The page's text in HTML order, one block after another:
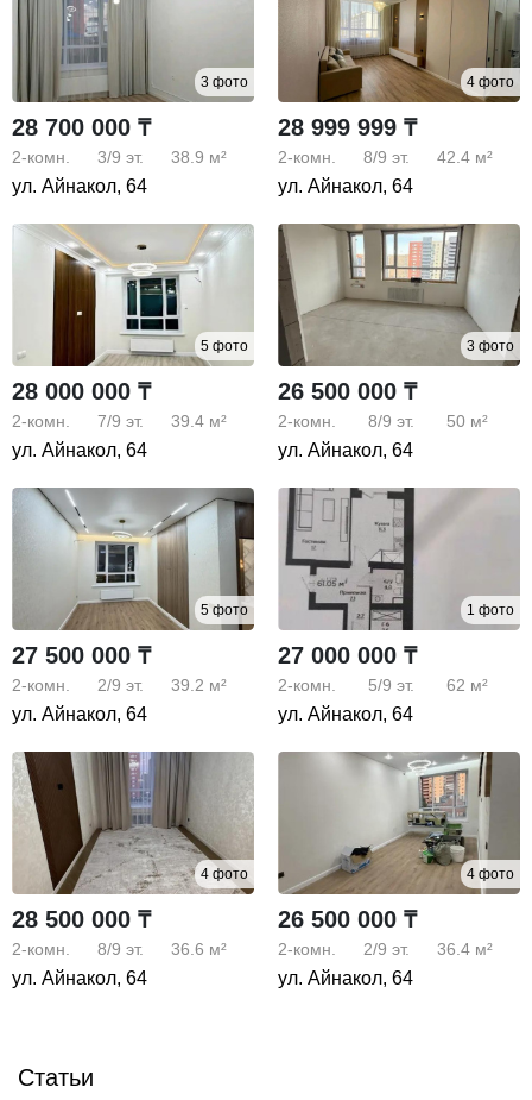
3 фото
28 700 000 ₸
2-комн. 3/9 эт. 38.9 м²
ул. Айнакол, 64
4 фото
28 999 999 ₸
2-комн. 8/9 эт. 42.4 м²
ул. Айнакол, 64
5 фото
28 000 000 ₸
2-комн. 7/9 эт. 39.4 м²
ул. Айнакол, 64
3 фото
26 500 000 ₸
2-комн. 8/9 эт. 50 м²
ул. Айнакол, 64
5 фото
27 500 000 ₸
2-комн. 2/9 эт. 39.2 м²
ул. Айнакол, 64
1 фото
27 000 000 ₸
2-комн. 5/9 эт. 62 м²
ул. Айнакол, 64
4 фото
28 500 000 ₸
2-комн. 8/9 эт. 36.6 м²
ул. Айнакол, 64
4 фото
26 500 000 ₸
2-комн. 2/9 эт. 36.4 м²
ул. Айнакол, 64
Статьи